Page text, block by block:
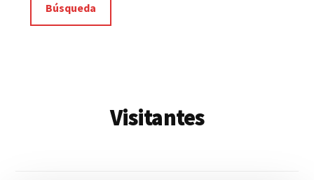
búsqueda
Visitantes